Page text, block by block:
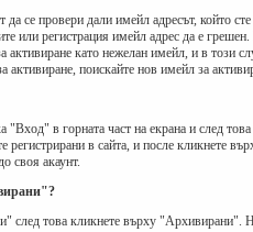
се провери дали имейл адресът, който
или регистрация имейл адрес да е
активиране като нежелан имейл, и в
активиране, поискайте нов имейл за
в горната част на екрана и след
регистрирани в сайта, и после кликнете
своя акаунт.
това кликнете върху "Архивирани".